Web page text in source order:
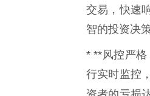
交易，快速
智的投资决策
* **风控严
行实时监控